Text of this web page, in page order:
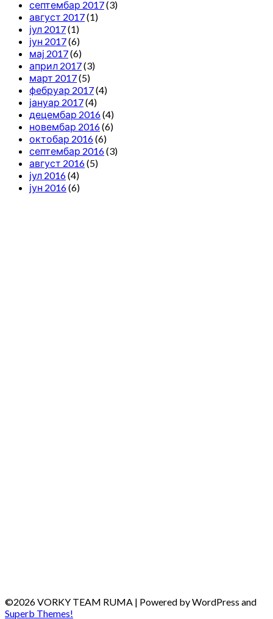
септембар 2017(3)
август 2017(1)
јул 2017(1)
јун 2017(6)
мај 2017(6)
април 2017(3)
март 2017(5)
фебруар 2017(4)
јануар 2017(4)
децембар 2016(4)
новембар 2016(6)
октобар 2016(6)
септембар 2016(3)
август 2016(5)
јул 2016(4)
јун 2016(6)
©2026 VORKY TEAM RUMA | Powered by WordPress and
Superb Themes!